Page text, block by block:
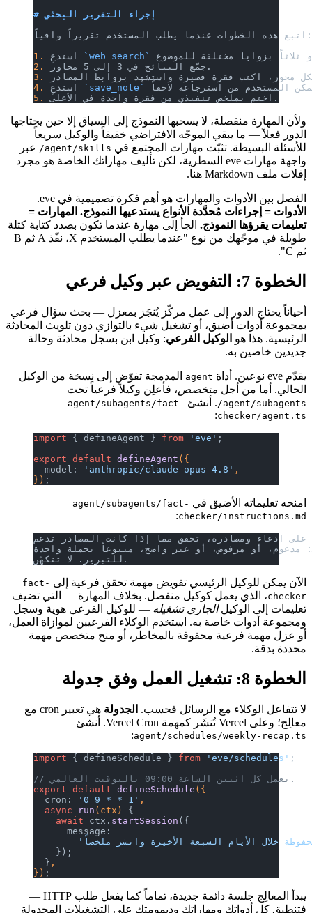
# إجراء التقرير البحثي
1. استدعِ `web_search`
2.
3.
4.
استدعِ `save_note`
5.
ولأن المهارة منفصلة، لا يسحبها النموذج إلى السياق إلا حين يحتاجها
الدور فعلاً — ما يبقي الموجّه الافتراضي خفيفاً والوكيل سريعاً
للأسئلة البسيطة. تثبّت مهارات المجتمع في agent/skills/ عبر
واجهة مهارات eve السطرية، لكن تأليف مهاراتك الخاصة هو مجرد
إفلات ملف Markdown هنا.
الفصل بين الأدوات والمهارات هو أهم فكرة تصميمية في eve.
الأدوات = إجراءات مُحدَّدة الأنواع يستدعيها النموذج. المهارات =
تعليمات يقرؤها النموذج.الجأ إلى مهارة عندما تكون بصدد كتابة كتلة
طويلة في موجّهك من نوع "عندما يطلب المستخدم X، نفّذ A ثم B
ثم C".
الخطوة 7: التفويض عبر وكيل فرعي
أحياناً يحتاج الدور إلى عمل مركّز يُنجَز بمعزل — بحث سؤال فرعي
بمجموعة أدوات أضيق، أو تشغيل شيء بالتوازي دون تلويث المحادثة
الرئيسية. هذا هوالوكيل الفرعي : وكيل ابن بسجل محادثة وحالة
جديدين خاصين به.
يقدّم eve نوعين. أداة agentالمدمجة تفوّض إلى نسخة من الوكيل
الحالي. أما من أجل متخصص ، فأعلِن وكيلاً فرعياً تحت
agent/subagents/ . أنشئagent/subagents/fact-
checker/agent.ts
:
import { defineAgent } from 'eve'
export default defineAgent ({
  model:
'anthropic/claude-opus-4.8'
})
امنحه تعليماته الأضيق في agent/subagents/fact-
checker/instructions.md
:
ادعاء ومصادره، تحقق مما إذا كانت المصادر تدعم
مدعوم، أو مرفوض، أو غير واضح، متبوعاً بجملة واحدة
الآن يمكن للوكيل الرئيسي تفويض مهمة تحقق فرعية إلى fact-
checker ، الذي يعمل كوكيل منفصل. بخلاف المهارة — التي تضيف
تعليمات إلى الوكيل الجاري تشغيله— للوكيل الفرعي هوية وسجل
ومجموعة أدوات خاصة به. استخدم الوكلاء الفرعيين لموازاة العمل،
أو عزل مهمة فرعية محفوفة بالمخاطر، أو منح متخصص مهمة
محددة بدقة.
الخطوة 8: تشغيل العمل وفق جدولة
لا تتفاعل الوكلاء مع الرسائل فحسب.الجدولة
هي تعبير cron مع
معالِج؛ وعلى Vercel تُنشَر كمهمة Vercel Cron. أنشئ
agent/schedules/weekly-recap.ts
:
import { defineSchedule } from 'eve/schedules'
export default defineSchedule ({
  cron:
'0 9 * * 1'
  async
run (ctx)
    await
ctx.startSession ({
      message:
    });
  }
})
يبدأ المعالِج جلسة دائمة جديدة، تماماً كما يفعل طلب HTTP —
فتنطبق كل أدواتك ومهاراتك وديمومتك على التشغيلات المجدولة